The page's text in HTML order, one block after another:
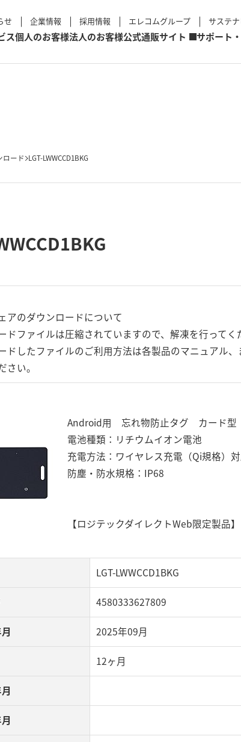
せ 企業情報 採用情報 エレコムグループ サステ
ス個人のお客様法人のお客様公式通販サイト サポート
ロード LGT-LWWCCD1BKG
アのダウンロードについて
ドファイルは圧縮されていますので、解凍を行ってく
ドしたファイルのご利用方法は各製品のマニュアル
さい。
Android用 忘れ物防止タグ カード型
電池種類：リチウムイオン電池
充電方法：ワイヤレス充電（Qi規格）
防塵・防水規格：IP68
【ロジテックダイレクトWeb限定製品】
LGT-LWWCCD1BKG
4580333627809
2025年09月
12ヶ月